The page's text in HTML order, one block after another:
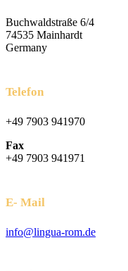
Buchwaldstraße 6/4
74535 Mainhardt
Germany
Telefon
+49 7903 941970
Fax
+49 7903 941971
E- Mail
info@lingua-rom.de